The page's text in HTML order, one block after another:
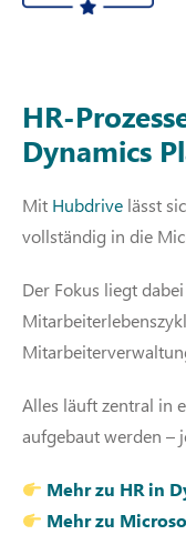
HR-
Dynamics
Mit Hubdrive lässt
vollständig in die
Der Fokus liegt
Alles läuft zentral in
aufgebaut werden –
Mehr zu HR in
Mehr zu